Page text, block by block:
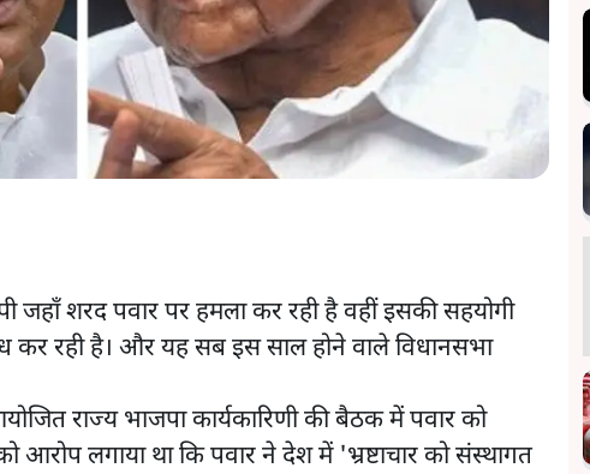
जहाँ शरद पवार पर हमला कर रही है वहीं इसकी सहयोगी
कर रही है। और यह सब इस साल होने वाले विधानसभा
राज्य भाजपा कार्यकारिणी की बैठक में पवार को
आरोप लगाया था कि पवार ने देश में 'भ्रष्टाचार को संस्थागत